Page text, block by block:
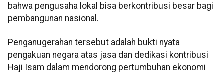
bahwa pengusaha lokal bisa berkontribusi besar bagi
pembangunan nasional.
Penganugerahan tersebut adalah bukti nyata
pengakuan negara atas jasa dan dedikasi kontribusi
Haji Isam dalam mendorong pertumbuhan ekonomi